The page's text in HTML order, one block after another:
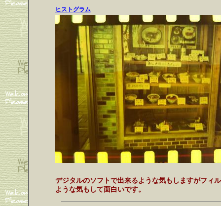
ヒストグラム
デジタルのソフトで出来るような気もしますがフィ
ような気もして面白いです。